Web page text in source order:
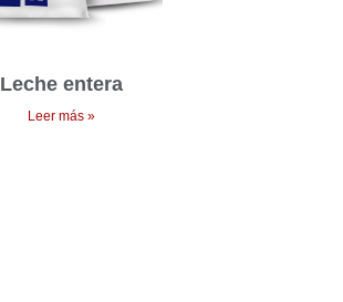
Leche entera
Leer más »